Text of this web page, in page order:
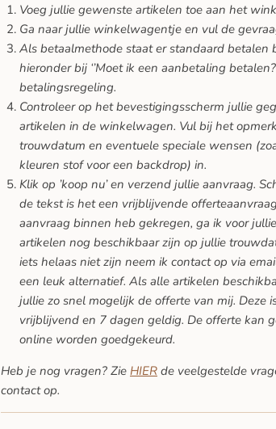
Voeg jullie gewenste artikelen toe aan het
Ga naar jullie winkelwagentje en vul de
Als betaalmethode staat er standaard betalen
hieronder bij ‘’Moet ik een aanbetaling
betalingsregeling.
Controleer op het bevestigingsscherm jullie
artikelen in de winkelwagen. Vul bij het
trouwdatum en eventuele speciale wensen
kleuren stof voor een backdrop) in.
Klik op ’koop nu’ en verzend jullie aanvraag.
de tekst is het een vrijblijvende
aanvraag binnen heb gekregen, ga ik voor
artikelen nog beschikbaar zijn op jullie
iets helaas niet zijn neem ik contact op via
een leuk alternatief. Als alle artikelen
jullie zo snel mogelijk de offerte van mij. Deze
vrijblijvend en 7 dagen geldig. De offerte kan
online worden goedgekeurd.
Heb je nog vragen? Zie HIER de veelgestelde
contact op.